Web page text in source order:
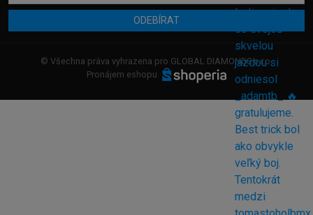
ODEBÍRAT
© Všechna práva vyhrazena pro GLOBAL DIAMONDS s.r.o.
Pronájem eshopu